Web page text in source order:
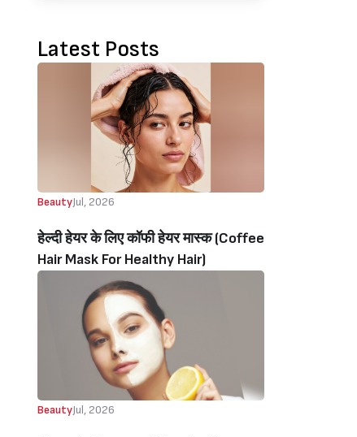
Latest Posts
BeautyJul, 2026
हेल्दी हेयर के लिए कॉफी हेयर मास्क (Coffee
Hair Mask For Healthy Hair)
BeautyJul, 2026